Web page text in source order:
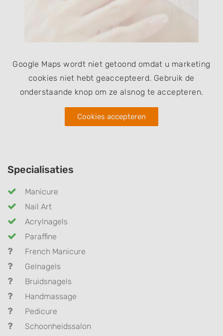
Google Maps wordt niet getoond omdat u marketing
cookies niet hebt geaccepteerd. Gebruik de
onderstaande knop om ze alsnog te accepteren.
Cookies accepteren
Specialisaties
Manicure
Nail Art
Acrylnagels
Paraffine
French Manicure
Gelnagels
Bruidsnagels
Handmassage
Pedicure
Schoonheidssalon